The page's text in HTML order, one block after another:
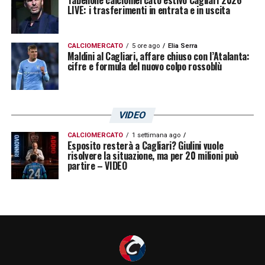
Un eventuale approdo in rosanero di
renderebbe ancora più interessante il
mercato delPalermo, che potrebbe ritrovarsi
in rosa due giocatori passati dal
Per il Cagliari, la priorità resta trovare la
soluzione più vantaggiosa. Una cessione di
tecnico. Il Palermo resta in pressing, ma
LIVE: i trasferimenti in entrata e in uscita
CALCIOMERCATO 5 ore ago Elia Serra
Maldini al Cagliari, affare chiuso con l’Atalanta:
cifre e formula del nuovo colpo rossoblù
VIDEO
CALCIOMERCATO 1 settimana ago
Esposito resterà a Cagliari? Giulini vuole
risolvere la situazione, ma per 20 milioni può
partire – VIDEO